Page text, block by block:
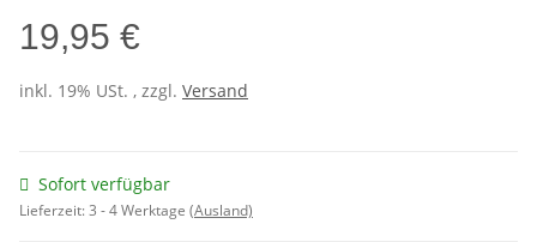
19,95 €
inkl. 19% USt. , zzgl. Versand
Sofort verfügbar
Lieferzeit:3 - 4 Werktage (Ausland)